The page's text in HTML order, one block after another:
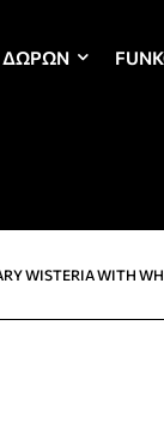
ΔΏΡΩΝ
WISTERIA WITH